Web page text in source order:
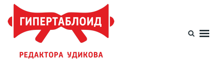
Перейти
содержимому
Искать: